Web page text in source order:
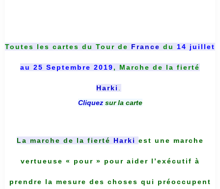
Toutes les cartes du Tour de France du 14 juillet
au 25 Septembre 2019, Marche de la fierté
Harki
Cliquez sur la carte
La marche de la fierté Harki est une marche
vertueuse « pour » pour aider l’exécutif à
prendre la mesure des choses qui préoccupent